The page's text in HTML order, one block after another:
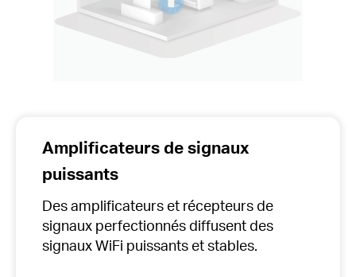
Amplificateurs de signaux
puissants
Des amplificateurs et récepteurs de
signaux perfectionnés diffusent des
signaux WiFi puissants et stables.